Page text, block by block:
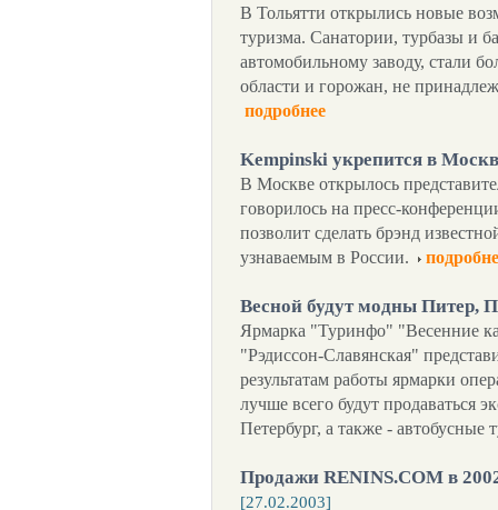
В Тольятти открылись новые
туризма. Санатории, турбазы и
автомобильному заводу, стали
области и горожан, не
подробнее
Kempinski укрепится в
В Москве открылось
говорилось на пресс-
позволит сделать брэнд
узнаваемым в России.
Весной будут модны Питер,
Ярмарка "Туринфо" "Весенние
"Рэдиссон-Славянская"
результатам работы ярмарки
лучше всего будут продаваться
Петербург, а также -
Продажи RENINS.COM в
[27.02.2003]